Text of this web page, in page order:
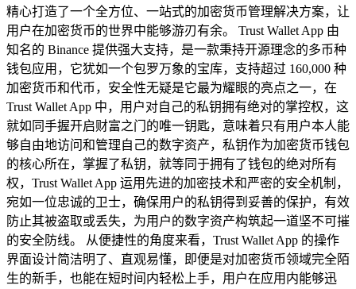
精心打造了一个全方位、一站式的加密货币管理解决方案，让
用户在加密货币的世界中能够游刃有余。 Trust Wallet App 由
知名的 Binance 提供强大支持，是一款秉持开源理念的多币种
钱包应用，它犹如一个包罗万象的宝库，支持超过 160,000 种
加密货币和代币，安全性无疑是它最为耀眼的亮点之一，在
Trust Wallet App 中，用户对自己的私钥拥有绝对的掌控权，这
就如同手握开启财富之门的唯一钥匙，意味着只有用户本人能
够自由地访问和管理自己的数字资产，私钥作为加密货币钱包
的核心所在，掌握了私钥，就等同于拥有了钱包的绝对所有
权，Trust Wallet App 运用先进的加密技术和严密的安全机制，
宛如一位忠诚的卫士，确保用户的私钥得到妥善的保护，有效
防止其被盗取或丢失，为用户的数字资产构筑起一道坚不可摧
的安全防线。 从便捷性的角度来看，Trust Wallet App 的操作
界面设计简洁明了、直观易懂，即便是对加密货币领域完全陌
生的新手，也能在短时间内轻松上手，用户在应用内能够迅